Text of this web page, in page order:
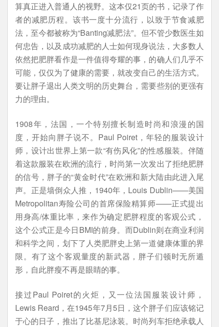
算真正进入普通人的视野。这本仅21页的书，记录了作
者的减肥历程。该书一度十分流行，以致于节食减肥
法，至今都被称为“Banting减肥法”。但不管少数医生如
何忠告，以及成功减肥的人士如何现身说法，大多数人
依然把肥胖看作是一件值得夸耀的事，的确人们几乎不
可能，仅仅为了健康的需要，就改变自己的生活方式。
要让胖子退出人类文明的历史舞台，需要些别的更强有
力的理由。
1908年，法国，一个特别擅长制造时尚和浪漫的国
度，开始向胖子说不。Paul Poiret，年轻的服装设计
师，设计出世界上第一款“有伤风化”的性感服装。伴随
着这款服装在欧洲的流行，时尚第一次发出了拒绝肥胖
的信号，胖子的“黄金时代”在欧洲和新大陆由此进入尾
声。正是墙倒众人推，1940年，Louis Dublin——美国
Metropolitan寿险公司的首席保险精算师——正式提出
用身高/体重比率，来作为确定肥胖程度的客观公式，
这个公式正是今日BMI的前身。而Dublin则在商业利润
和科学之间，划下了人类肥胖史上第一道健康体重的界
限。有了这个客观量度的新武器，胖子们顿时无所遁
形，自此胖瘦不再是眼睛的事。
接过Paul Poiret的火炬，又一位法国服装设计师，
Lewis Reard，在1945年7月5日，这个胖子们应该铭记
于心的日子，推出了比基尼泳装。时尚列车拒绝承载人